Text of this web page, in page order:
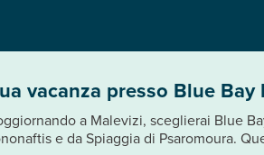
vacanza presso Blue Bay
a Malevizi, sceglierai Blue
e da Spiaggia di Psaromoura.